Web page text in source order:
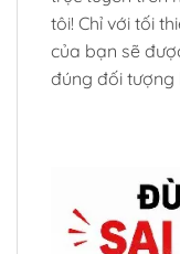
tôi! Chỉ với tối
của bạn sẽ
đúng đối tượng